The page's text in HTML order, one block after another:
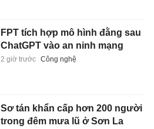
FPT tích hợp mô hình đằng sau
ChatGPT vào an ninh mạng
2 giờ trước Công nghệ
Sơ tán khẩn cấp hơn 200 người
trong đêm mưa lũ ở Sơn La